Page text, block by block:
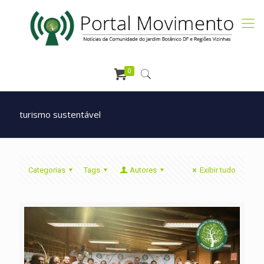
0
turismo sustentável
Categorias Tags Autores Exibir tudo